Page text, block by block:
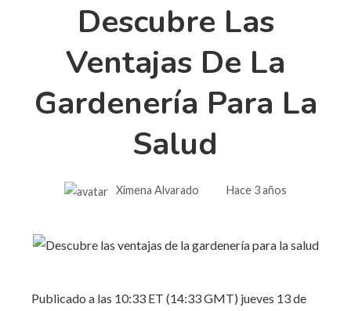
Descubre Las
Ventajas De La
Gardenería Para La
Salud
Ximena Alvarado Hace 3 años
Publicado a las 10:33 ET (14:33 GMT) jueves 13 de